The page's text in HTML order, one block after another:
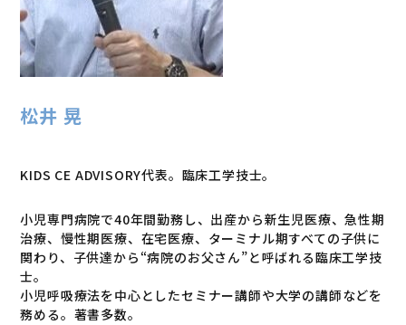
松井 晃
KIDS CE ADVISORY代表。臨床工学技士。
小児専門病院で40年間勤務し、出産から新生児医療、急性期
治療、慢性期医療、在宅医療、ターミナル期すべての子供に
関わり、子供達から“病院のお父さん”と呼ばれる臨床工学技
士。
小児呼吸療法を中心としたセミナー講師や大学の講師などを
務める。著書多数。